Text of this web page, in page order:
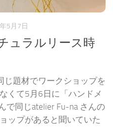
5月7日
ュラルリース時
題材でワークショップを
くて5月6日に「ハンドメ
で同じatelier Fu-na さんの
ップがあると聞いていた